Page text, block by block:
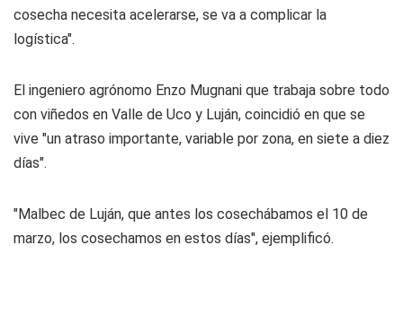
cosecha necesita acelerarse, se va a complicar la
logística".
El ingeniero agrónomo Enzo Mugnani que trabaja sobre todo
con viñedos en Valle de Uco y Luján, coincidió en que se
vive "un atraso importante, variable por zona, en siete a diez
días".
"Malbec de Luján, que antes los cosechábamos el 10 de
marzo, los cosechamos en estos días", ejemplificó.